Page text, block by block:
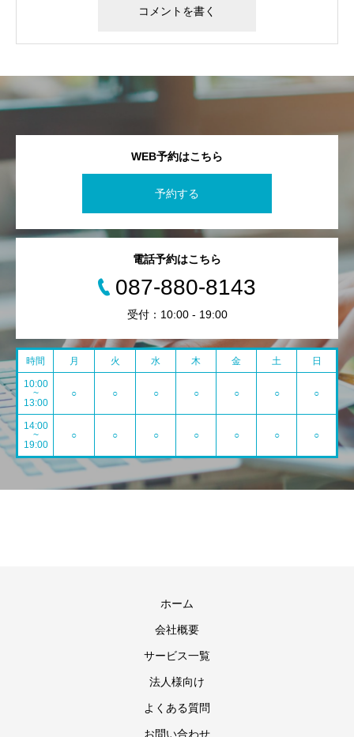
WEB予約はこちら
予約する
電話予約はこちら
087-880-8143
受付：10:00 - 19:00
時間 月 火 水 木 金 土 日
10:00
~
13:00
○ ○ ○ ○ ○ ○ ○
14:00
~
19:00
○ ○ ○ ○ ○ ○ ○
ホーム
会社概要
サービス一覧
法人様向け
よくある質問
お問い合わせ